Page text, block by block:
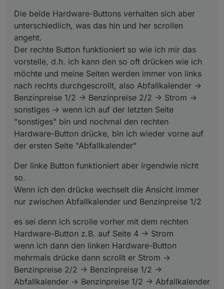
Die beide Hardware-Buttons verhalten sich aber
unterschiedlich, was das hin und her scrollen
angeht.
Der rechte Button funktioniert so wie ich mir das
vorstelle, d.h. ich kann den so oft drücken wie ich
möchte und meine Seiten werden immer von links
nach rechts durchgescrollt, also Abfallkalender ->
Benzinpreise 1/2 -> Benzinpreise 2/2 -> Strom ->
sonstiges -> wenn ich auf der letzten Seite
"sonstiges" bin und nochmal den rechten
Hardware-Button drücke, bin ich wieder vorne auf
der ersten Seite "Abfallkalender"
Der linke Button funktioniert aber irgendwie nicht
so.
Wenn ich den drücke wechselt die Ansicht immer
nur zwischen Abfallkalender und Benzinpreise 1/2
es sei denn ich scrolle vorher mit dem rechten
Hardware-Button z.B. auf Seite 4 -> Strom
wenn ich dann den linken Hardware-Button
mehrmals drücke dann scrollt er Strom ->
Benzinpreise 2/2 -> Benzinpreise 1/2 ->
Abfallkalender -> Benzinpreise 1/2 -> Abfallkalender